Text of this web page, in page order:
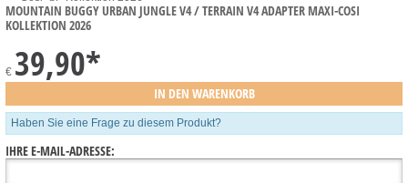
MOUNTAIN BUGGY URBAN JUNGLE V4 / TERRAIN V4 ADAPTER MAXI-COSI
KOLLEKTION 2026
€ 39,90*
Haben Sie eine Frage zu diesem Produkt?
IHRE E-MAIL-ADRESSE: